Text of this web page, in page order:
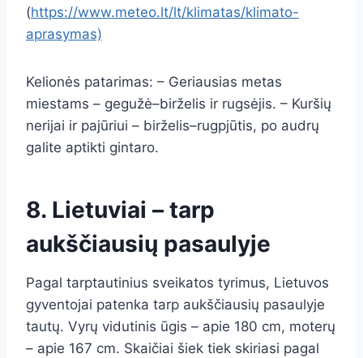
(https://www.meteo.lt/lt/klimatas/klimato-
aprasymas)
Kelionės patarimas: – Geriausias metas
miestams – gegužė–birželis ir rugsėjis. – Kuršių
nerijai ir pajūriui – birželis–rugpjūtis, po audrų
galite aptikti gintaro.
8. Lietuviai – tarp
aukščiausių pasaulyje
Pagal tarptautinius sveikatos tyrimus, Lietuvos
gyventojai patenka tarp aukščiausių pasaulyje
tautų. Vyrų vidutinis ūgis – apie 180 cm, moterų
– apie 167 cm. Skaičiai šiek tiek skiriasi pagal